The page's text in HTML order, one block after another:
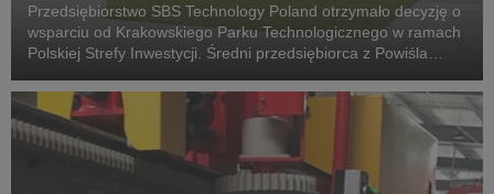
Przedsiębiorstwo SBS Technology Poland otrzymało decyzję o
wsparciu od Krakowskiego Parku Technologicznego w ramach
Polskiej Strefy Inwestycji. Średni przedsiębiorca z Powiśla
powierzchni oraz zakup zaawansowanego pa...